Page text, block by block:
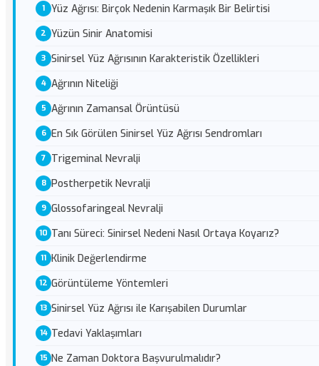
Yüz Ağrısı: Birçok Nedenin Karmaşık Bir Belirtisi
Yüzün Sinir Anatomisi
Sinirsel Yüz Ağrısının Karakteristik Özellikleri
Ağrının Niteliği
Ağrının Zamansal Örüntüsü
En Sık Görülen Sinirsel Yüz Ağrısı Sendromları
Trigeminal Nevralji
Postherpetik Nevralji
Glossofaringeal Nevralji
Tanı Süreci: Sinirsel Nedeni Nasıl Ortaya Koyarız?
Klinik Değerlendirme
Görüntüleme Yöntemleri
Sinirsel Yüz Ağrısı ile Karışabilen Durumlar
Tedavi Yaklaşımları
Ne Zaman Doktora Başvurulmalıdır?